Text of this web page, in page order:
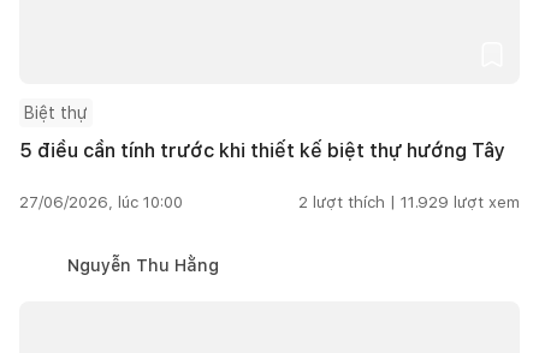
Biệt thự
5 điều cần tính trước khi thiết kế biệt thự hướng Tây
27/06/2026, lúc 10:00 2 lượt thích | 11.929 lượt xem
Nguyễn Thu Hằng